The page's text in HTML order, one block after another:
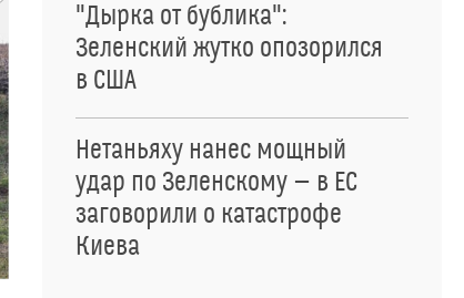
"Дырка от бублика":
Зеленский жутко опозорился
в США
Нетаньяху нанес мощный
удар по Зеленскому — в ЕС
заговорили о катастрофе
Киева